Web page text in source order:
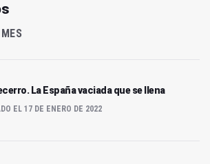
La España vaciada que se llena
EL 17 DE ENERO DE 2022